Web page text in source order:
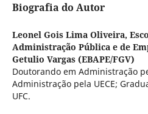
Biografia do Autor
Leonel Gois Lima Oliveira,
Administração Pública e de
Getulio Vargas (EBAPE/FGV)
Doutorando em Administração
Administração pela UECE;
UFC.